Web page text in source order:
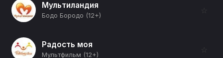
Мультиландия
Бодо Бородо (12+)
☆
Радость моя
Мультфильм (12+)
☆